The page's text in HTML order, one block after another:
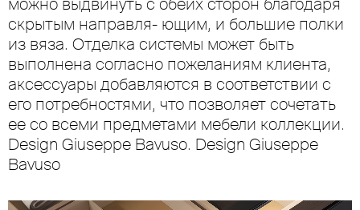
скрытым направля- ющим, и большие полки
из вяза. Отделка системы может быть
выполнена согласно пожеланиям клиента,
аксессуары добавляются в соответствии с
его потребностями, что позволяет сочетать
ее со всеми предметами мебели коллекции.
Design Giuseppe Bavuso. Design Giuseppe
Bavuso